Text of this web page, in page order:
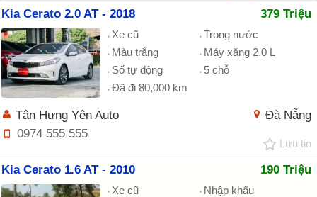
Kia Cerato 2.0 AT - 2018
379 Triệu
Xe cũ
Trong nước
Màu trắng
Máy xăng 2.0 L
Số tự động
5 chỗ
Đã đi 80,000 km
Đà Nẵng
Tân Hưng Yên Auto
0974 555 555
Lưu tin
Kia Cerato 1.6 AT - 2010 190 Triệu
Xe cũ
Nhập khẩu